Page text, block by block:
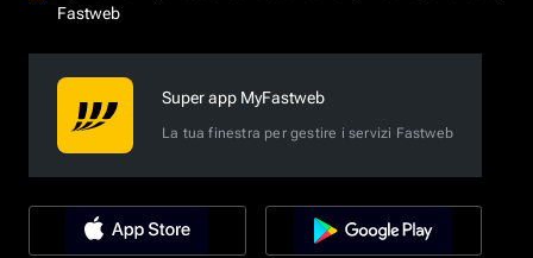
Fastweb
Super app MyFastweb
La tua finestra per gestire i servizi Fastweb